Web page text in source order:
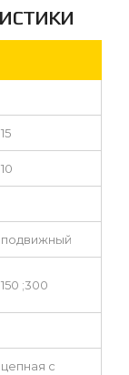
15
10
подвижный
150 ;300
цепная с